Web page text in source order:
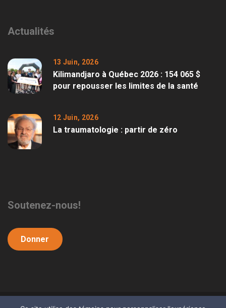
Actualités
13 Juin, 2026
Kilimandjaro à Québec 2026 : 154 065 $
pour repousser les limites de la santé
12 Juin, 2026
La traumatologie : partir de zéro
Soutenez-nous!
Donner